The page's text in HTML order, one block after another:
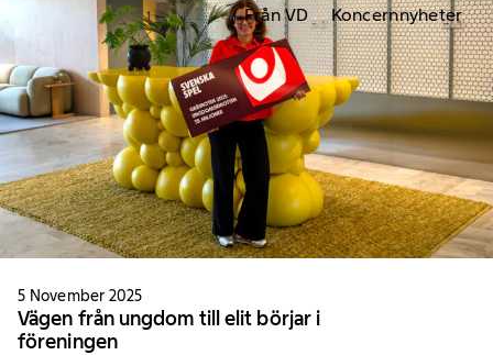
Från VD Koncernnyheter
5 November 2025
Vägen från ungdom till elit börjar i
föreningen